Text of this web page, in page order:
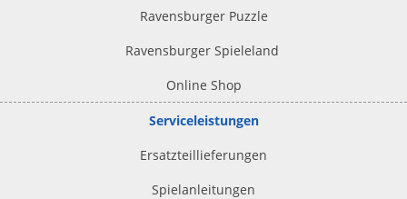
Ravensburger Puzzle
Ravensburger Spieleland
Online Shop
Serviceleistungen
Ersatzteillieferungen
Spielanleitungen